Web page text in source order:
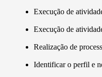
Execução de
Execução de
Realização de
Identificar o perfil e